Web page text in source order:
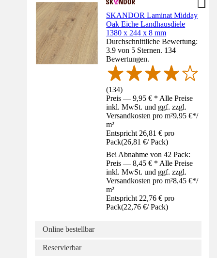
SKANDOR Laminat Midday
Oak Eiche Landhausdiele
1380 x 244 x 8 mm
Durchschnittliche Bewertung:
3.9 von 5 Sternen. 134
Bewertungen.
(134)
Preis — 9,95 € * Alle Preise
inkl. MwSt. und ggf. zzgl.
Versandkosten pro m²9,95 €*/
m²
Entspricht 26,81 € pro
Pack(26,81 €/ Pack)
Bei Abnahme von 42 Pack:
Preis — 8,45 € * Alle Preise
inkl. MwSt. und ggf. zzgl.
Versandkosten pro m²8,45 €*/
m²
Entspricht 22,76 € pro
Pack(22,76 €/ Pack)
Online bestellbar
Reservierbar